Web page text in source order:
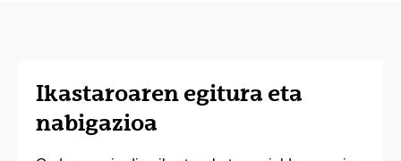
Ikastaroaren egitura eta
nabigazioa